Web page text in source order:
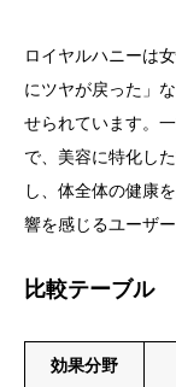
ロイヤルハニーは
にツヤが戻った」
せられています。
で、美容に特化し
し、体全体の健康
響を感じるユーザー
比較テーブル
効果分野